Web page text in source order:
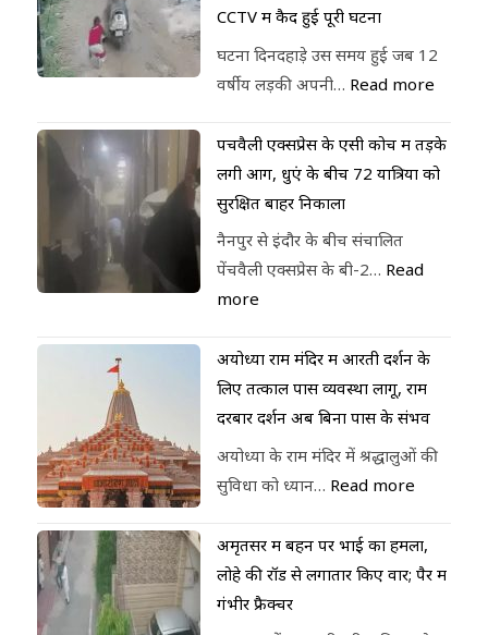
CCTV में कैद हुई पूरी घटना
घटना दिनदहाड़े उस समय हुई जब 12
वर्षीय लड़की अपनी… Read more
पेंचवैली एक्सप्रेस के एसी कोच में तड़के
लगी आग, धुएं के बीच 72 यात्रियों को
सुरक्षित बाहर निकाला
नैनपुर से इंदौर के बीच संचालित
पेंचवैली एक्सप्रेस के बी-2… Read
more
अयोध्या राम मंदिर में आरती दर्शन के
लिए तत्काल पास व्यवस्था लागू, राम
दरबार दर्शन अब बिना पास के संभव
अयोध्या के राम मंदिर में श्रद्धालुओं की
सुविधा को ध्यान… Read more
अमृतसर में बहन पर भाई का हमला,
लोहे की रॉड से लगातार किए वार; पैर में
गंभीर फ्रैक्चर